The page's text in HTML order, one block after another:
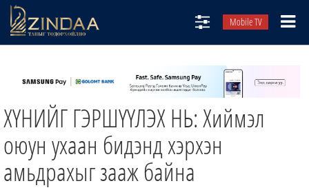
Mobile TV
ТВ8
ӨГЛӨӨНИЙ СОНИН
ЗИНДАА СЭТГҮҮЛ
ХҮНИЙГ ГЭРШҮҮЛЭХ НЬ: Хиймэл
оюун ухаан бидэнд хэрхэн
амьдрахыг зааж байна